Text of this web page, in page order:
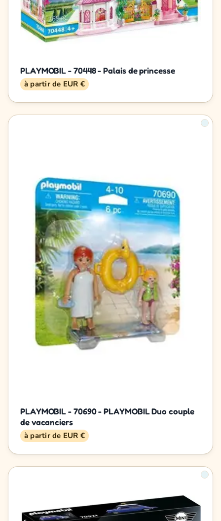
PLAYMOBIL - 70448 - Palais de princesse
à partir de EUR €
PLAYMOBIL - 70690 - PLAYMOBIL Duo couple
de vacanciers
à partir de EUR €